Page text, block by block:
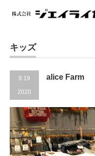
キッズ
9.19
2020
alice Farm